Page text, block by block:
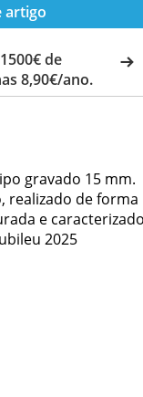
artigo
de
8,90€/ano.
gravado 15 mm.
realizado de forma
e
2025